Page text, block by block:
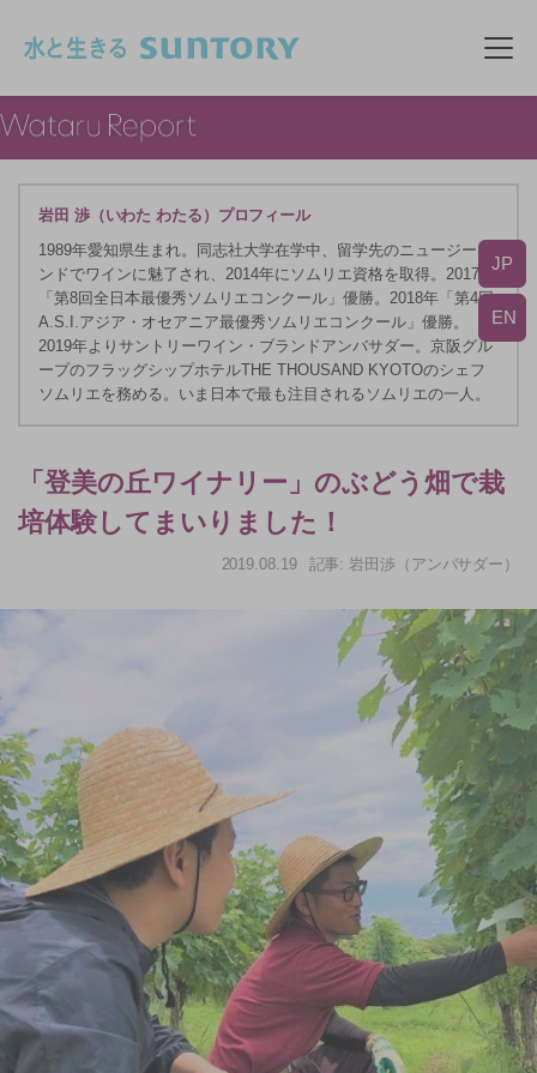
メ
岩田 渉（いわた わたる）プロフィール
1989年愛知県生まれ。同志社大学在学中、留学先のニュージーラ
ンドでワインに魅了され、2014年にソムリエ資格を取得。2017年
「第8回全日本最優秀ソムリエコンクール」優勝。2018年「第4回
A.S.I.アジア・オセアニア最優秀ソムリエコンクール」優勝。
2019年よりサントリーワイン・ブランドアンバサダー。京阪グル
ープのフラッグシップホテルTHE THOUSAND KYOTOのシェフ
ソムリエを務める。いま日本で最も注目されるソムリエの一人。
「登美の丘ワイナリー」のぶどう畑で栽
培体験してまいりました！
2019.08.19 記事: 岩田渉（アンバサダー）
JP
EN